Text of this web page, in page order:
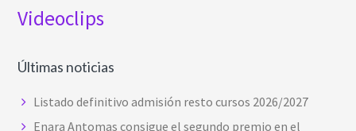
Videoclips
Últimas noticias
Listado definitivo admisión resto cursos 2026/2027
Enara Antomas consigue el segundo premio en el